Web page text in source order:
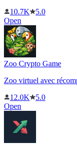
10.7K
5.0
Open
Zoo Crypto Game
Zoo virtuel avec
12.0K
5.0
Open